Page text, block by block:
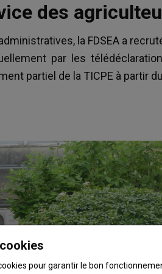
des
la FDSEA a
par les
partiel de la TICPE à partir
pour garantir le bon